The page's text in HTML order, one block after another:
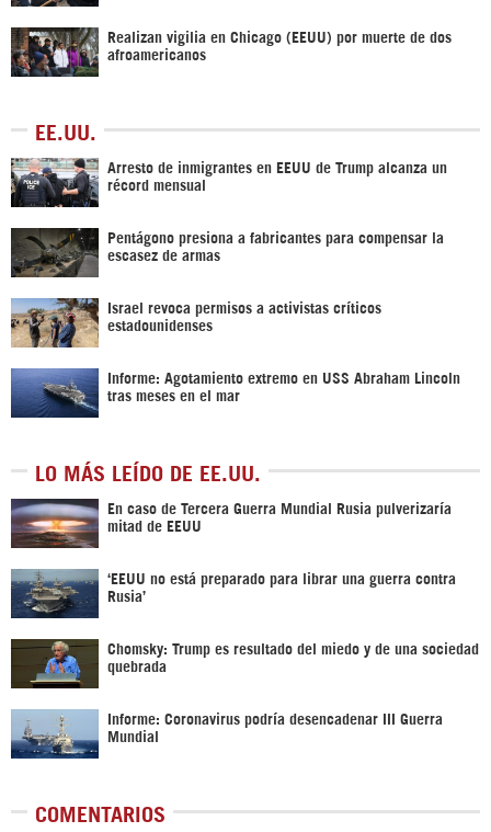
Realizan vigilia en Chicago (EEUU) por muerte de dos
afroamericanos
EE.UU.
Arresto de inmigrantes en EEUU de Trump alcanza un
récord mensual
Pentágono presiona a fabricantes para compensar la
escasez de armas
Israel revoca permisos a activistas críticos
estadounidenses
Informe: Agotamiento extremo en USS Abraham Lincoln
tras meses en el mar
LO MÁS LEÍDO DE EE.UU.
En caso de Tercera Guerra Mundial Rusia pulverizaría
mitad de EEUU
‘EEUU no está preparado para librar una guerra contra
Rusia’
Chomsky: Trump es resultado del miedo y de una sociedad
quebrada
Informe: Coronavirus podría desencadenar III Guerra
Mundial
COMENTARIOS